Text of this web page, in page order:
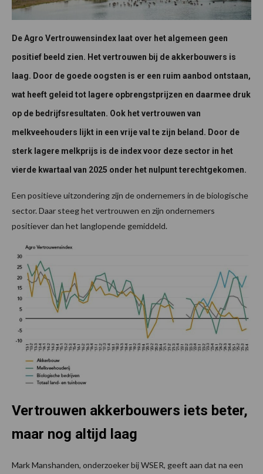
De Agro Vertrouwensindex laat over het algemeen geen
positief beeld zien. Het vertrouwen bij de a kkerbouwers is
laag. Door de goede oogsten is er een ruim aanbod ontstaan,
wat heeft geleid tot lagere opbrengstprijzen en daarmee druk
op de bedrijfsresultaten. Ook het vertrouwen van
melkveehouders lijkt in een vrije val te zijn beland. Door de
sterk lagere melkprijs is de index voor deze sector in het
vierde kwartaal van 2025 onder het nulpunt terechtgekomen.
Een positieve uitzondering zijn de ondernemers in de biologische
sector. Daar steeg het vertrouwen en zijn ondernemers
positiever dan het langlopende gemiddeld.
Vertrouwen akkerbouwers iets beter,
maar nog altijd laag
Mark Manshanden, onderzoeker bij WSER, geeft aan dat na een